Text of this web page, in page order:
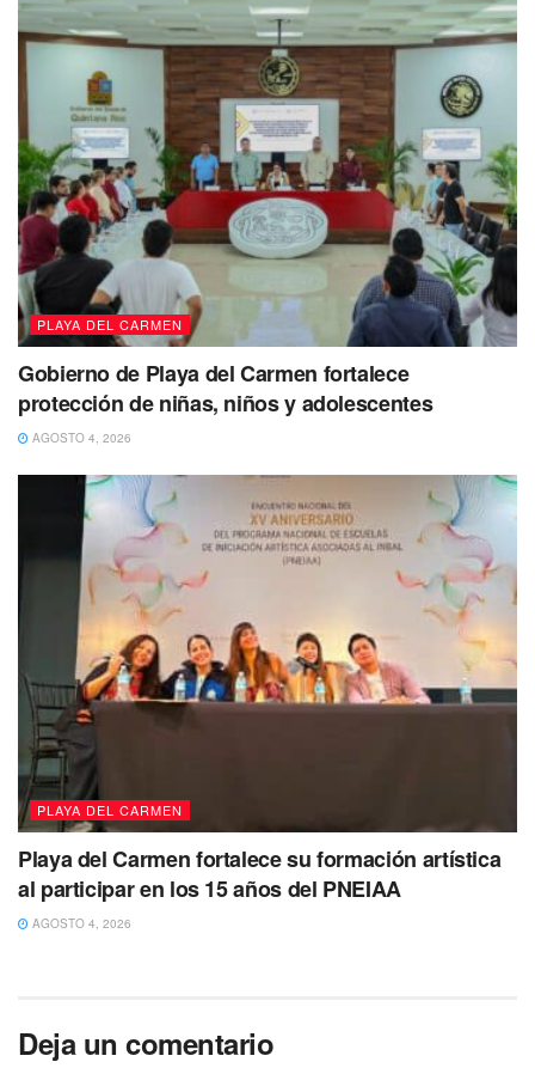
PLAYA DEL CARMEN
Gobierno de Playa del Carmen fortalece
protección de niñas, niños y adolescentes
AGOSTO 4, 2026
PLAYA DEL CARMEN
Playa del Carmen fortalece su formación artística
al participar en los 15 años del PNEIAA
AGOSTO 4, 2026
Deja un comentario